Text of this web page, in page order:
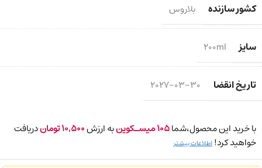
کشور سازنده بلاروس
سایز 200ml
تاریخ انقضا 2027-03-30
با خرید این محصول،شما105میسـکوینبه ارزش10,500توماندریافت
خواهید کرد! اطلاعات بیشتر